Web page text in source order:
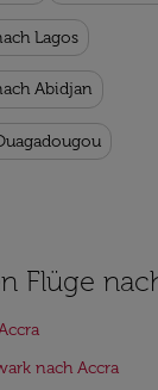
Lagos
Abidjan
Flüge
nach Accra